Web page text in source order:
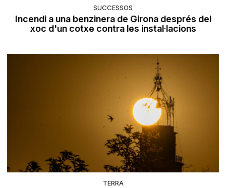
SUCCESSOS
Incendi a una benzinera de Girona després del
xoc d'un cotxe contra les instal·lacions
TERRA